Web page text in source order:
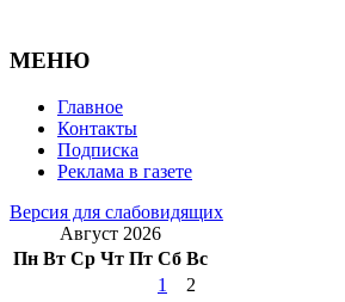
МЕНЮ
Главное
Контакты
Подписка
Реклама в газете
Версия для слабовидящих
Август 2026
Пн Вт Ср Чт Пт Сб Вс
1
2